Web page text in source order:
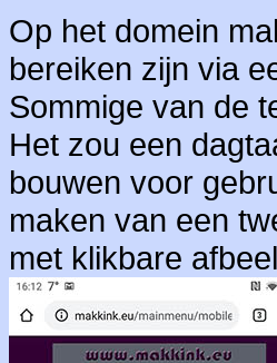
Op het domein
bereiken zijn via
Sommige van de
Het zou een
bouwen voor
maken van een
met klikbare